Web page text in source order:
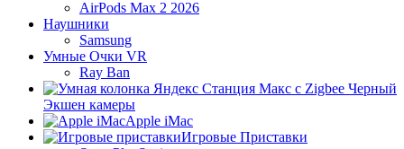
AirPods Max 2 2026
Наушники
Samsung
Умные Очки VR
Ray Ban
Экшен камеры
Apple iMac
Игровые Приставки